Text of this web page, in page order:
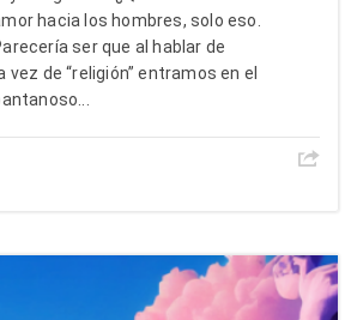
hacia los hombres, solo eso.
ser que al hablar de
vez de “religión” entramos en el